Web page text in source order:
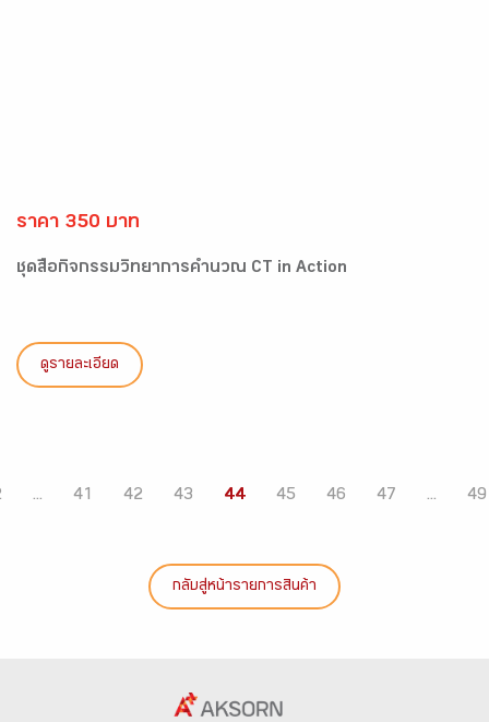
ราคา 350 บาท
ชุดสื่อกิจกรรมวิทยาการคำนวณ CT in Action
ดูรายละเอียด
... 41 42 43 44 45 46 47 ... 49
กลับสู่หน้ารายการสินค้า